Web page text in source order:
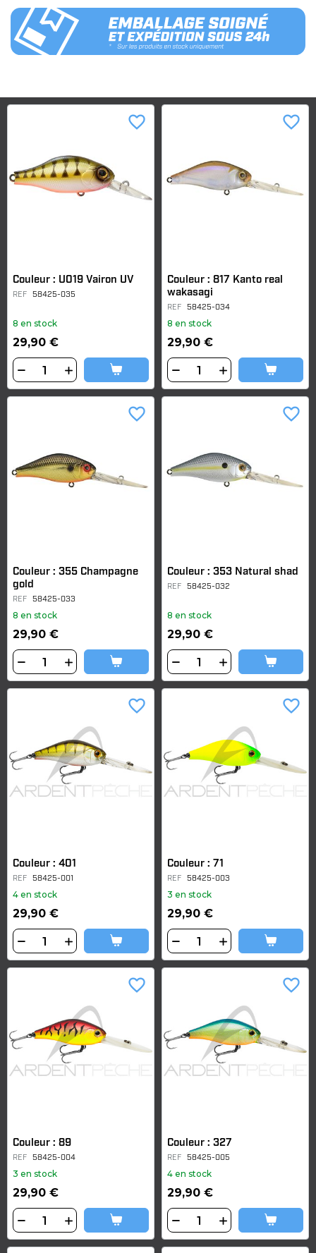
Couleur : U019 Vairon UV
REF 58425-035
8 en stock
29,90 €
favorite_border
Couleur : 817 Kanto real
wakasagi
REF 58425-034
8 en stock
29,90 €
favorite_border
Couleur : 355 Champagne
gold
REF 58425-033
8 en stock
29,90 €
favorite_border
Couleur : 353 Natural shad
REF 58425-032
8 en stock
29,90 €
favorite_border
Couleur : 401
REF 58425-001
4 en stock
29,90 €
favorite_border
Couleur : 71
REF 58425-003
3 en stock
29,90 €
favorite_border
Couleur : 89
REF 58425-004
3 en stock
29,90 €
favorite_border
Couleur : 327
REF 58425-005
4 en stock
29,90 €
favorite_border